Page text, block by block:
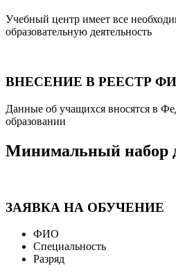
Учебный центр имеет все
образовательную деятельность
ВНЕСЕНИЕ В РЕЕСТР
Данные об учащихся вносятся в
образовании
Минимальный набор
ЗАЯВКА НА ОБУЧЕНИЕ
ФИО
Специальность
Разряд